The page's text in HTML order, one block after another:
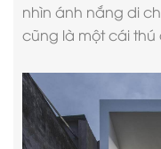
nhìn ánh nắng di
cũng là một cái